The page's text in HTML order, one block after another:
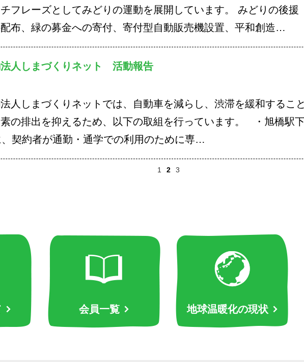
フレーズとしてみどりの運動を展開しています。 みどりの後援
布、緑の募金への寄付、寄付型自動販売機設置、平和創造…
法人しまづくりネット 活動報告
人しまづくりネットでは、自動車を減らし、渋滞を緩和するこ
の排出を抑えるため、以下の取組を行っています。 ・旭橋駅
、契約者が通勤・通学での利用のために専…
1 2 3
会員一覧 地球温暖化の現状